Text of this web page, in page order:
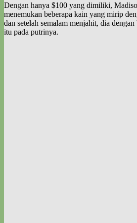
Dengan hanya $100 yang dimiliki,
menemukan beberapa kain yang mirip
dan setelah semalam menjahit, dia
itu pada putrinya.